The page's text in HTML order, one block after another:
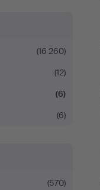
(16 260)
(12)
(6)
(6)
(570)